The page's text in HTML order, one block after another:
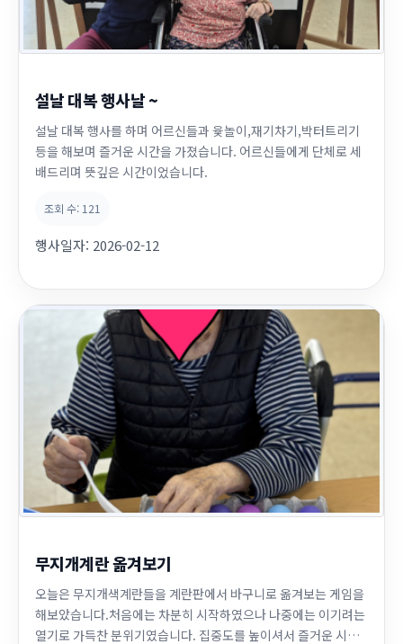
설날 대복 행사날 ~
설날 대복 행사를 하며 어르신들과 윷놀이,재기차기,박터트리기
등을 해보며 즐거운 시간을 가졌습니다. 어르신들에게 단체로 세
배드리며 뜻깊은 시간이었습니다.
조회 수: 121
행사일자: 2026-02-12
무지개계란 옮겨보기
오늘은 무지개색계란들을 계란판에서 바구니로 옮겨보는 게임을
해보았습니다.처음에는 차분히 시작하였으나 나중에는 이기려는
열기로 가득찬 분위기였습니다. 집중도를 높이셔서 즐거운 시간